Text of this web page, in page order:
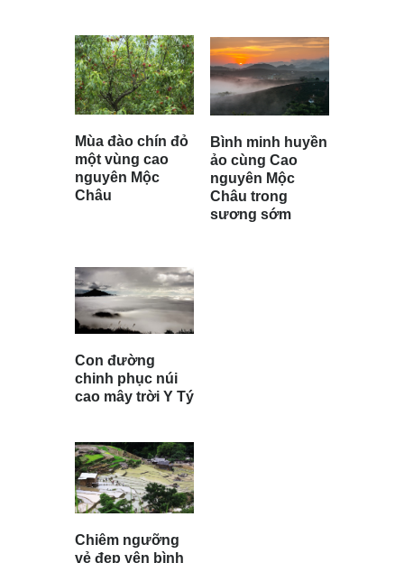
Mùa đào chín đỏ
một vùng cao
nguyên Mộc
Châu
Bình minh huyền
ảo cùng Cao
nguyên Mộc
Châu trong
sương sớm
Con đường
chinh phục núi
cao mây trời Y Tý
Chiêm ngưỡng
vẻ đẹp yên bình